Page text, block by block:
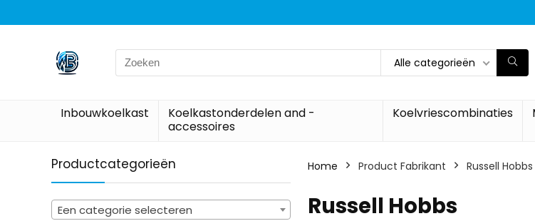
Search
for:
Alle categorieën
Inbouwkoelkast
Koelkastonderdelen and -
accessoires
Koelvriescombinaties
Productcategorieën
Een categorie selecteren
Home Product Fabrikant ‎Russell Hobbs
‎Russell Hobbs